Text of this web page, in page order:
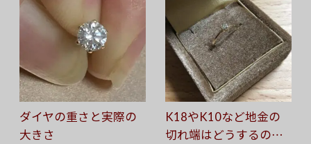
ダイヤの重さと実際の
大きさ
K18やK10など地金の
切れ端はどうするの…